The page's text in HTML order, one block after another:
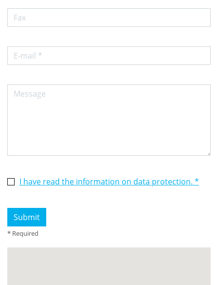
I have read the information on data protection. *
* Required